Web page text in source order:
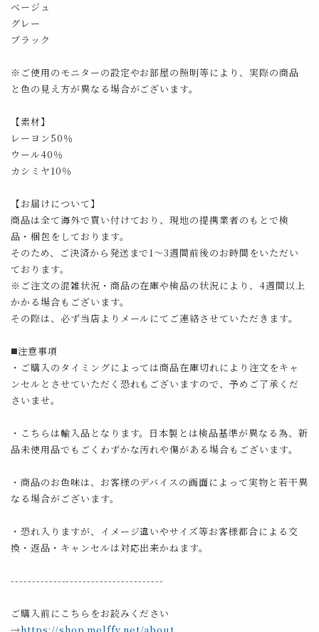
ベージュ
グレー
ブラック
※ご使用のモニターの設定やお部屋の照明等により、実際の商品
と色の見え方が異なる場合がございます。
【素材】
レーヨン50％
ウール40％
カシミヤ10％
【お届けについて】
商品は全て海外で買い付けており、現地の提携業者のもとで検
品・梱包をしております。
そのため、ご決済から発送まで1～3週間前後のお時間をいただい
ております。
※ご注文の混雑状況・商品の在庫や検品の状況により、4週間以上
かかる場合もございます。
その際は、必ず当店よりメールにてご連絡させていただきます。
◼️注意事項
・ご購入のタイミングによっては商品在庫切れにより注文をキャ
ンセルとさせていただく恐れもございますので、予めご了承くだ
さいませ。
・こちらは輸入品となります。日本製とは検品基準が異なる為、新
品未使用品でもごくわずかな汚れや傷がある場合もございます。
・商品のお色味は、お客様のデバイスの画面によって実物と若干異
なる場合がございます。
・恐れ入りますが、イメージ違いやサイズ等お客様都合による交
換・返品・キャンセルは対応出来かねます。
------------------------------------
ご購入前にこちらをお読みください